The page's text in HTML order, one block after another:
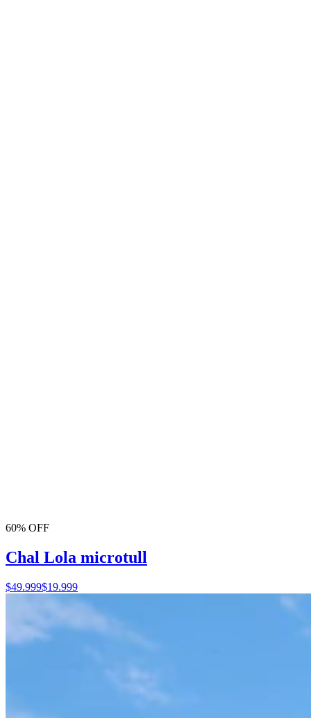
60% OFF
Chal Lola microtull
$49.999$19.999